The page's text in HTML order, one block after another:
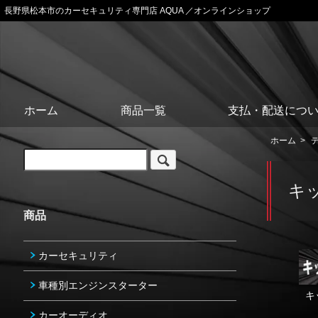
長野県松本市のカーセキュリティ専門店 AQUA ／オンラインショップ
ホーム 商品一覧 支払・配送につ
ホーム >
キ
キ
商品
カーセキュリティ
車種別エンジンスターター
カーオーディオ